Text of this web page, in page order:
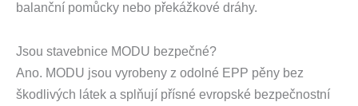
balanční pomůcky nebo překážkové dráhy.
Jsou stavebnice MODU bezpečné?
Ano. MODU jsou vyrobeny z odolné EPP pěny bez
škodlivých látek a splňují přísné evropské bezpečnostní